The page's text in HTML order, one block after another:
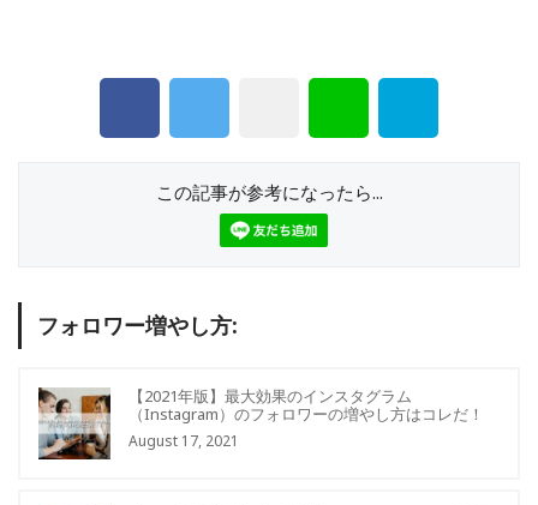
この記事が参考になったら...
フォロワー増やし方:
【2021年版】最大効果のインスタグラム
（Instagram）のフォロワーの増やし方はコレだ！
August 17, 2021